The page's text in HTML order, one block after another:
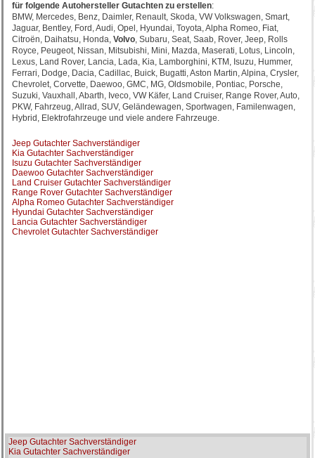
für folgende Autohersteller Gutachten zu erstellen:
BMW, Mercedes, Benz, Daimler, Renault, Skoda, VW Volkswagen, Smart,
Jaguar, Bentley, Ford, Audi, Opel, Hyundai, Toyota, Alpha Romeo, Fiat,
Citroën, Daihatsu, Honda, Volvo, Subaru, Seat, Saab, Rover, Jeep, Rolls
Royce, Peugeot, Nissan, Mitsubishi, Mini, Mazda, Maserati, Lotus, Lincoln,
Lexus, Land Rover, Lancia, Lada, Kia, Lamborghini, KTM, Isuzu, Hummer,
Ferrari, Dodge, Dacia, Cadillac, Buick, Bugatti, Aston Martin, Alpina, Crysler,
Chevrolet, Corvette, Daewoo, GMC, MG, Oldsmobile, Pontiac, Porsche,
Suzuki, Vauxhall, Abarth, Iveco, VW Käfer, Land Cruiser, Range Rover, Auto,
PKW, Fahrzeug, Allrad, SUV, Geländewagen, Sportwagen, Familenwagen,
Hybrid, Elektrofahrzeuge und viele andere Fahrzeuge.
Jeep Gutachter Sachverständiger
Kia Gutachter Sachverständiger
Isuzu Gutachter Sachverständiger
Daewoo Gutachter Sachverständiger
Land Cruiser Gutachter Sachverständiger
Range Rover Gutachter Sachverständiger
Alpha Romeo Gutachter Sachverständiger
Hyundai Gutachter Sachverständiger
Lancia Gutachter Sachverständiger
Chevrolet Gutachter Sachverständiger
Jeep Gutachter Sachverständiger
Kia Gutachter Sachverständiger